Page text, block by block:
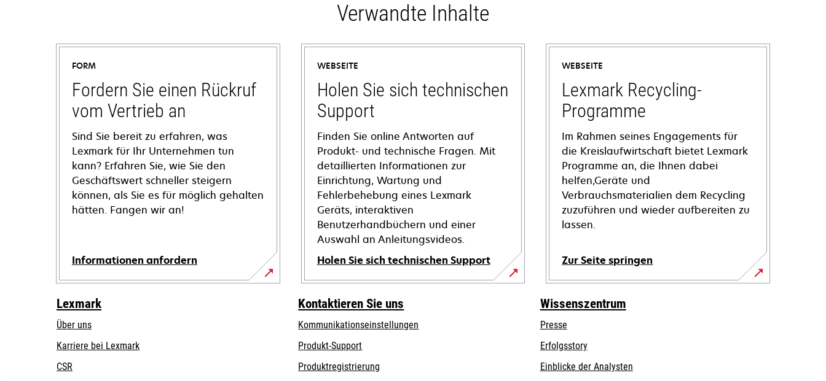
Verwandte Inhalte
FORM
Fordern Sie einen Rückruf
vom Vertrieb an
Sind Sie bereit zu erfahren, was
Lexmark für Ihr Unternehmen tun
kann? Erfahren Sie, wie Sie den
Geschäftswert schneller steigern
können, als Sie es für möglich gehalten
hätten. Fangen wir an!
Informationen anfordern
WEBSEITE
Holen Sie sich technischen
Support
Finden Sie online Antworten auf
Produkt- und technische Fragen. Mit
detaillierten Informationen zur
Einrichtung, Wartung und
Fehlerbehebung eines Lexmark
Geräts, interaktiven
Benutzerhandbüchern und einer
Auswahl an Anleitungsvideos.
Holen Sie sich technischen Support
wird
in
neuen
Registerkarte
geöffnet
WEBSEITE
Lexmark Recycling-
Programme
Im Rahmen seines Engagements für
die Kreislaufwirtschaft bietet Lexmark
Programme an, die Ihnen dabei
helfen,Geräte und
Verbrauchsmaterialien dem Recycling
zuzuführen und wieder aufbereiten zu
lassen.
Zur Seite springen
Lexmark
Über uns
Karriere bei Lexmark
CSR
Kontaktieren Sie uns
Kommunikationseinstellungen
wird
in
einer
Produkt-Supportwird
einer
Produktregistrierung
Wissenszentrum
Presse
Erfolgsstory
Einblicke der Analysten